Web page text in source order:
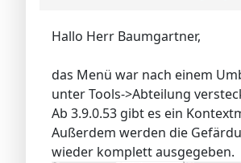
Hallo Herr Baumgartner,
das Menü war nach einem
unter Tools->Abteilung
Ab 3.9.0.53 gibt es ein
Außerdem werden die
wieder komplett ausgegeben.